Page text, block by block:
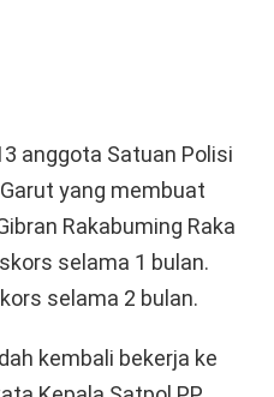
anggota Satuan Polisi
yang membuat
Rakabuming Raka
selama 1 bulan.
selama 2 bulan.
kembali bekerja ke